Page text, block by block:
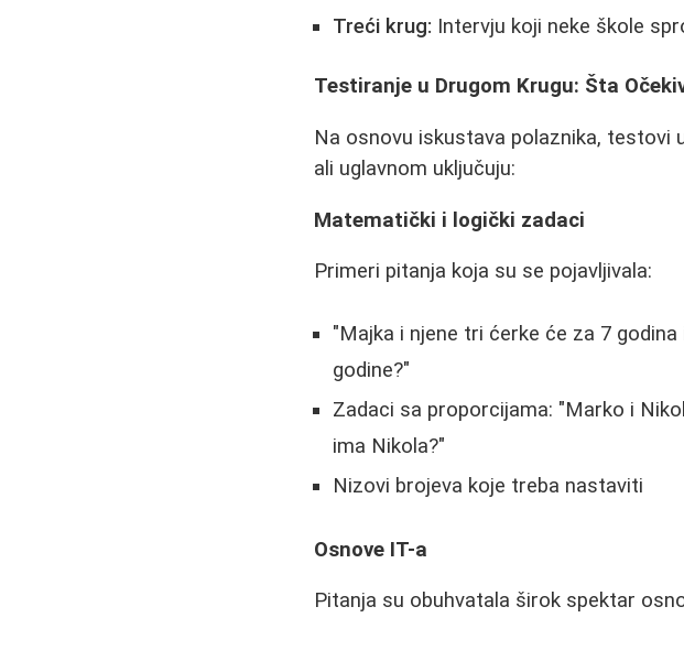
Treći krug: Intervju koji neke škole
Testiranje u Drugom Krugu: Šta
Na osnovu iskustava polaznika, testovi
ali uglavnom uključuju:
Matematički i logički zadaci
Primeri pitanja koja su se pojavljivala:
"Majka i njene tri ćerke će za 7
godine?"
Zadaci sa proporcijama: "Marko i
ima Nikola?"
Nizovi brojeva koje treba nastaviti
Osnove IT-a
Pitanja su obuhvatala širok spektar